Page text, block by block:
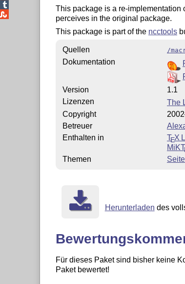
This package is a re-implementation
perceives in the original package.
This package is part of the ncctools
Quellen /
Dokumentation
Version
1.1
Lizenzen
The
Copyright
Betreuer
Enthalten in
TEX
MiKT
Themen
Herunterladen des
Für dieses Paket sind bisher keine
Paket bewertet!
